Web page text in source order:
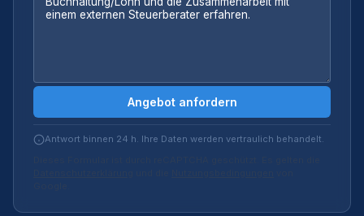
Angebot anfordern
Antwort binnen 24 h. Ihre Daten werden vertraulich behandelt.